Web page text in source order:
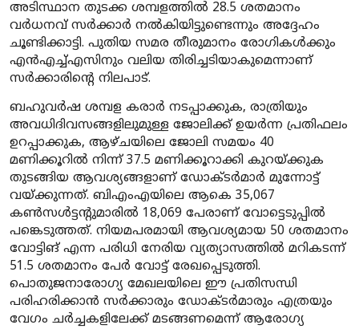
അടിസ്ഥാന തുടക്ക ശമ്പളത്തിൽ 28.5 ശതമാനം
വർധനവ് സർക്കാർ നൽകിയിട്ടുണ്ടെന്നും അദ്ദേഹം
ചൂണ്ടിക്കാട്ടി. പുതിയ സമര തീരുമാനം രോഗികൾക്കും
എൻഎച്ച്എസിനും വലിയ തിരിച്ചടിയാകുമെന്നാണ്
സർക്കാരിന്റെ നിലപാട്.
ബഹുവർഷ ശമ്പള കരാർ നടപ്പാക്കുക, രാത്രിയും
അവധിദിവസങ്ങളിലുമുള്ള ജോലിക്ക് ഉയർന്ന പ്രതിഫലം
ഉറപ്പാക്കുക, ആഴ്ചയിലെ ജോലി സമയം 40
മണിക്കൂറിൽ നിന്ന് 37.5 മണിക്കൂറാക്കി കുറയ്ക്കുക
തുടങ്ങിയ ആവശ്യങ്ങളാണ് ഡോക്ടർമാർ മുന്നോട്ട്
വയ്ക്കുന്നത്. ബിഎംഎയിലെ ആകെ 35,067
കൺസൾട്ടന്റുമാരിൽ 18,069 പേരാണ് വോട്ടെടുപ്പിൽ
പങ്കെടുത്തത്. നിയമപരമായി ആവശ്യമായ 50 ശതമാനം
വോട്ടിങ് എന്ന പരിധി നേരിയ വ്യത്യാസത്തിൽ മറികടന്ന്
51.5 ശതമാനം പേർ വോട്ട് രേഖപ്പെടുത്തി.
പൊതുജനാരോഗ്യ മേഖലയിലെ ഈ പ്രതിസന്ധി
പരിഹരിക്കാൻ സർക്കാരും ഡോക്ടർമാരും എത്രയും
വേഗം ചർച്ചകളിലേക്ക് മടങ്ങണമെന്ന് ആരോഗ്യ